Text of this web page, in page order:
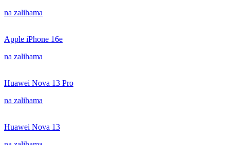
na zalihama
Apple iPhone 16e
na zalihama
Huawei Nova 13 Pro
na zalihama
Huawei Nova 13